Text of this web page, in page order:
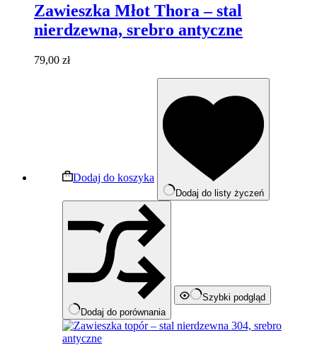
Zawieszka Młot Thora – stal
nierdzewna, srebro antyczne
79,00 zł
Dodaj do koszyka
Dodaj do listy życzeń
Dodaj do porównania
Szybki podgląd